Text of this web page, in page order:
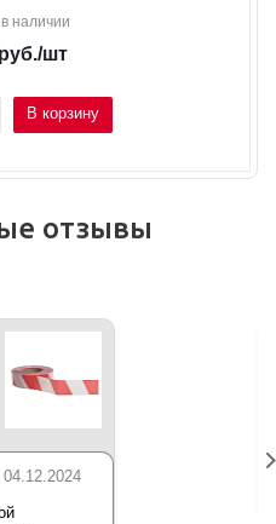
наличии
/шт
В корзину
отзывы
04.12.2024